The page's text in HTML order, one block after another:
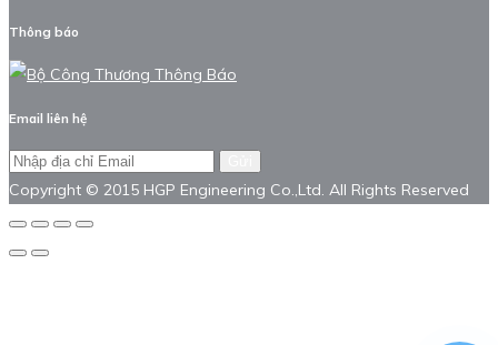
Thông báo
Email liên hệ
Copyright © 2015 HGP Engineering Co.,Ltd. All Rights Reserved